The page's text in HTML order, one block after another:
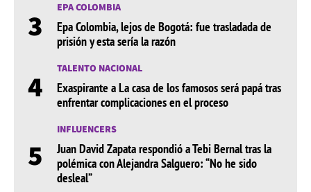
3 EPA COLOMBIA
Epa Colombia, lejos de Bogotá: fue trasladada de
prisión y esta sería la razón
4 TALENTO NACIONAL
Exaspirante a La casa de los famosos será papá tras
enfrentar complicaciones en el proceso
5
INFLUENCERS
Juan David Zapata respondió a Tebi Bernal tras la
polémica con Alejandra Salguero: “No he sido
desleal”